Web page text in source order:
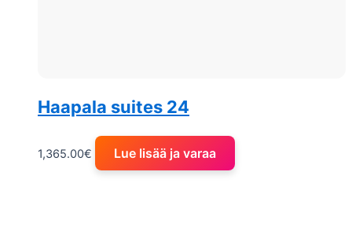
Haapala suites 24
1,365.00€ Lue lisää ja varaa